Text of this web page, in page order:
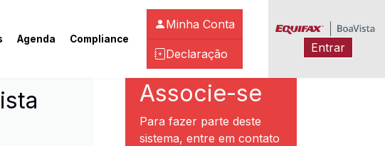
Agenda Compliance
Minha Conta
Declaração Entrar
Ribeirão Preto
Associe-se
Para fazer parte deste
sistema, entre em contato